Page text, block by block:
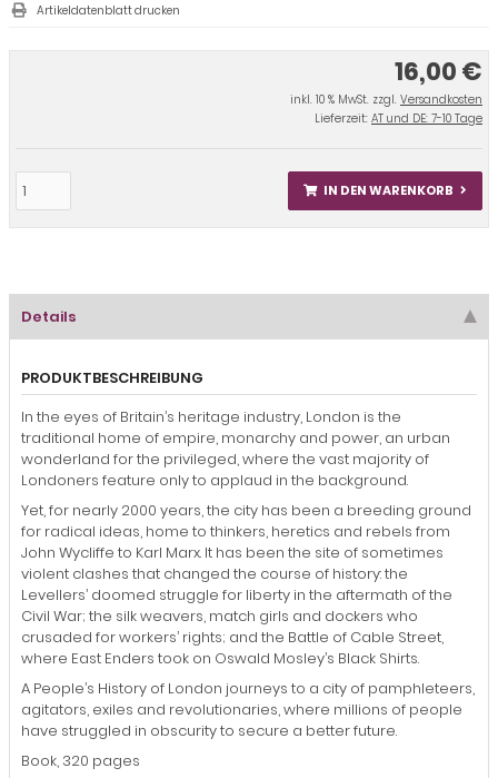
16,00 €
inkl. 10 % MwSt. zzgl. Versandkosten
Lieferzeit: AT und DE: 7-10 Tage
IN DEN WARENKORB
Artikeldatenblatt drucken
Details
PRODUKTBESCHREIBUNG
In the eyes of Britain’s heritage industry, London is the
traditional home of empire, monarchy and power, an urban
wonderland for the privileged, where the vast majority of
Londoners feature only to applaud in the background.
Yet, for nearly 2000 years, the city has been a breeding ground
for radical ideas, home to thinkers, heretics and rebels from
John Wycliffe to Karl Marx. It has been the site of sometimes
violent clashes that changed the course of history: the
Levellers’ doomed struggle for liberty in the aftermath of the
Civil War; the silk weavers, match girls and dockers who
crusaded for workers’ rights; and the Battle of Cable Street,
where East Enders took on Oswald Mosley’s Black Shirts.
A People’s History of London journeys to a city of pamphleteers,
agitators, exiles and revolutionaries, where millions of people
have struggled in obscurity to secure a better future.
Book, 320 pages